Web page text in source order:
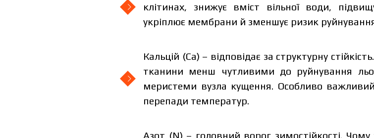
клітинах, знижує вміст вільної води,
укріплює мембрани й зменшує ризик
Кальцій (Са) – відповідає за структурну
тканини менш чутливими до руйнування
меристеми вузла кущення. Особливо
перепади температур.
Азот (N) – головний ворог зимостійкості.
Contact a Makosh